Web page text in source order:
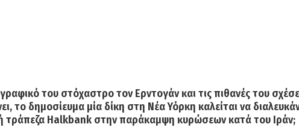
του στόχαστρο τον Ερντογάν και τις πιθανές του
το δημοσίευμα μία δίκη στη Νέα Υόρκη καλείται να
τράπεζα Halkbank στην παράκαμψη κυρώσεων κατά του Ιράν;